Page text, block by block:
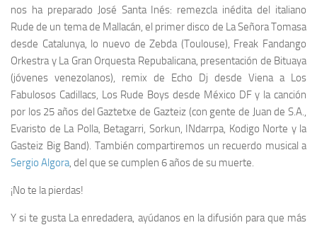
nos ha preparado José Santa Inés: remezcla inédita del italiano
Rude de un tema de Mallacán, el primer disco de La Señora Tomasa
desde Catalunya, lo nuevo de Zebda (Toulouse), Freak Fandango
Orkestra y La Gran Orquesta Repubalicana, presentación de Bituaya
(jóvenes venezolanos), remix de Echo Dj desde Viena a Los
Fabulosos Cadillacs, Los Rude Boys desde México DF y la canción
por los 25 años del Gaztetxe de Gazteiz (con gente de Juan de S.A.,
Evaristo de La Polla, Betagarri, Sorkun, INdarrpa, Kodigo Norte y la
Gasteiz Big Band). También compartiremos un recuerdo musical a
Sergio Algora, del que se cumplen 6 años de su muerte.
¡No te la pierdas!
Y si te gusta La enredadera, ayúdanos en la difusión para que más